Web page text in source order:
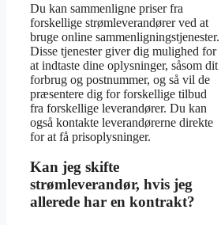
Du kan sammenligne priser fra
forskellige strømleverandører ved at
bruge online sammenligningstjenester.
Disse tjenester giver dig mulighed for
at indtaste dine oplysninger, såsom dit
forbrug og postnummer, og så vil de
præsentere dig for forskellige tilbud
fra forskellige leverandører. Du kan
også kontakte leverandørerne direkte
for at få prisoplysninger.
Kan jeg skifte
strømleverandør, hvis jeg
allerede har en kontrakt?